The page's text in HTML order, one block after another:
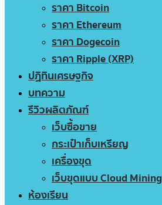
ราคา Bitcoin
ราคา Ethereum
ราคา Dogecoin
ราคา Ripple (XRP)
ปฏิทินเศรษฐกิจ
บทความ
รีวิวผลิตภัณฑ์
เว็บซื้อขาย
กระเป๋าเก็บเหรียญ
เครื่องขุด
เว็บขุดแบบ Cloud Mining
ห้องเรียน